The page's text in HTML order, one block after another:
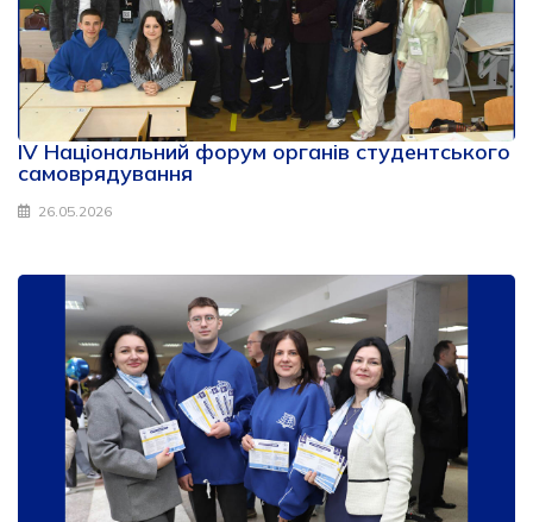
IV Національний форум органів студентського
самоврядування
26.05.2026